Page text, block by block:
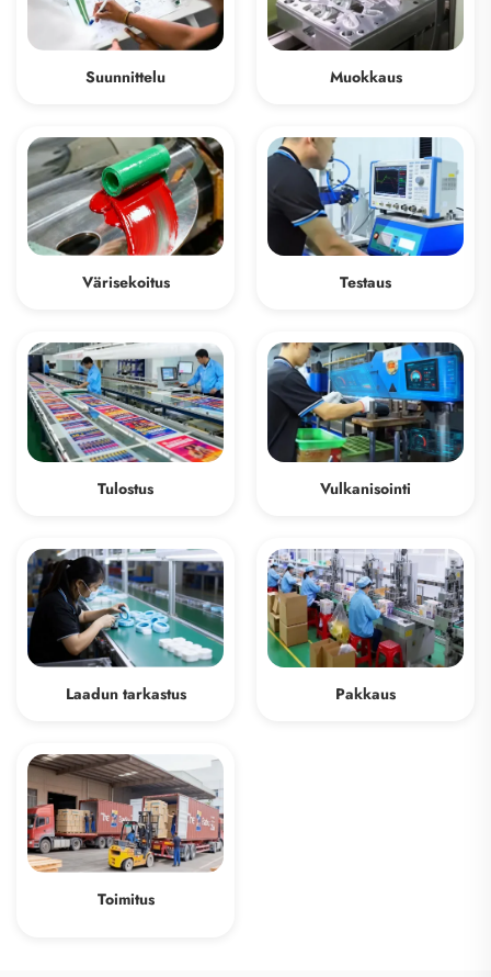
Suunnittelu Muokkaus
Värisekoitus Testaus
Tulostus Vulkanisointi
Laadun tarkastus Pakkaus
Toimitus